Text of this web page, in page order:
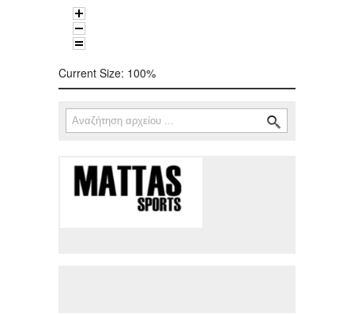
Current Size: 100%
Φόρμα αναζήτησης
Αναζήτηση